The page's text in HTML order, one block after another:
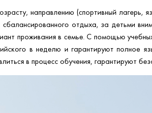
направлению (спортивный лагерь,
отдыха, за детьми
проживания в семье. С помощью
в неделю и гарантируют полное
в процесс обучения, гарантируют